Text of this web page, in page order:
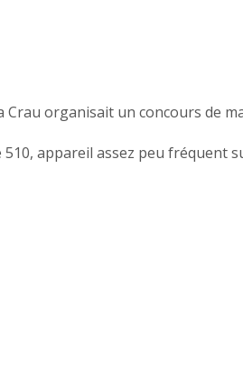
Crau organisait un concours de
appareil assez peu fréquent